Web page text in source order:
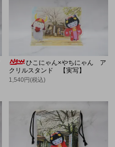
ひこにゃん×やちにゃん ア
クリルスタンド 【実写】
1,540円(税込)